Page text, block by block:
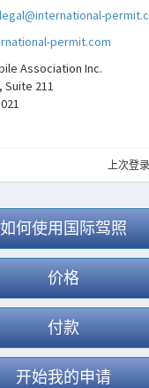
legal@international-
permit.com
Association Inc.
Suite 211
上次登
如何使用国际驾照
价格
付款
开始我的申请